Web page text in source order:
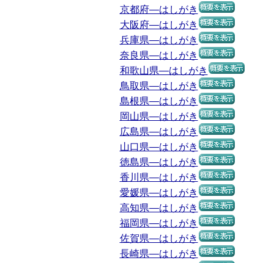
京都府―はしがき
大阪府―はしがき
兵庫県―はしがき
奈良県―はしがき
和歌山県―はしがき
鳥取県―はしがき
島根県―はしがき
岡山県―はしがき
広島県―はしがき
山口県―はしがき
徳島県―はしがき
香川県―はしがき
愛媛県―はしがき
高知県―はしがき
福岡県―はしがき
佐賀県―はしがき
長崎県―はしがき